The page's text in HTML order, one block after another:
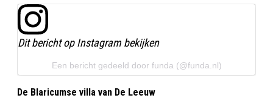
Dit bericht op Instagram bekijken
Een bericht gedeeld door funda (@funda.nl)
De Blaricumse villa van De Leeuw